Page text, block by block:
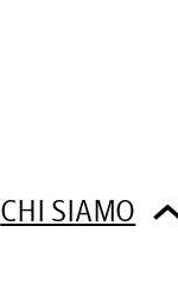
CHI SIAMO